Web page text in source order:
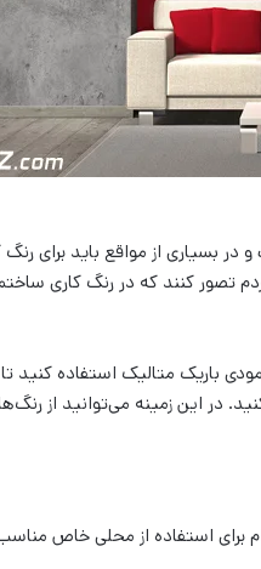
بسیاری از مواقع باید برای رنگ
تصور کنند که در رنگ کاری
باریک متالیک استفاده کنید
در این زمینه می‌‌توانید از
برای استفاده از محلی خاص